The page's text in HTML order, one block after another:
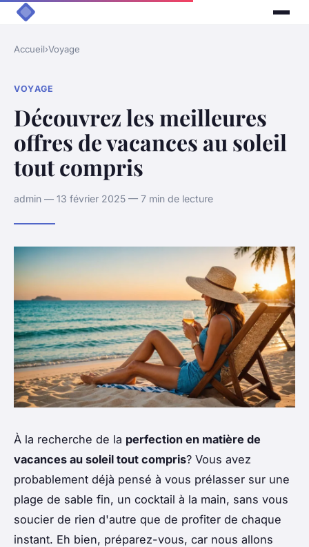
Accueil›Voyage
VOYAGE
Découvrez les meilleures
offres de vacances au soleil
tout compris
admin — 13 février 2025 — 7 min de lecture
À la recherche de la perfection en matière de
vacances au soleil tout compris? Vous avez
probablement déjà pensé à vous prélasser sur une
plage de sable fin, un cocktail à la main, sans vous
soucier de rien d'autre que de profiter de chaque
instant. Eh bien, préparez-vous, car nous allons